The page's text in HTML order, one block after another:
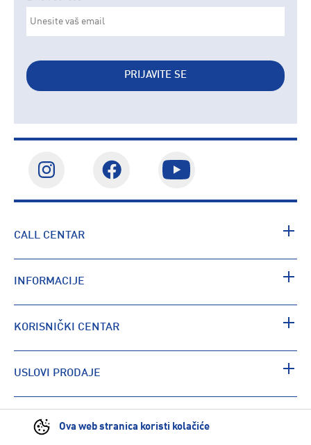
Ova web stranica koristi kolačiće
PRIJAVITE SE
CALL CENTAR
INFORMACIJE
KORISNIČKI CENTAR
USLOVI PRODAJE
PRONAĐI RADNJU